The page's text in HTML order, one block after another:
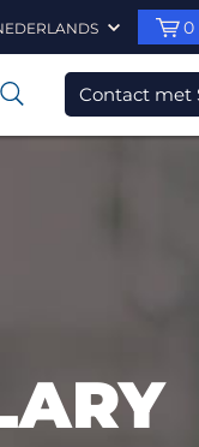
0
0 Contact met